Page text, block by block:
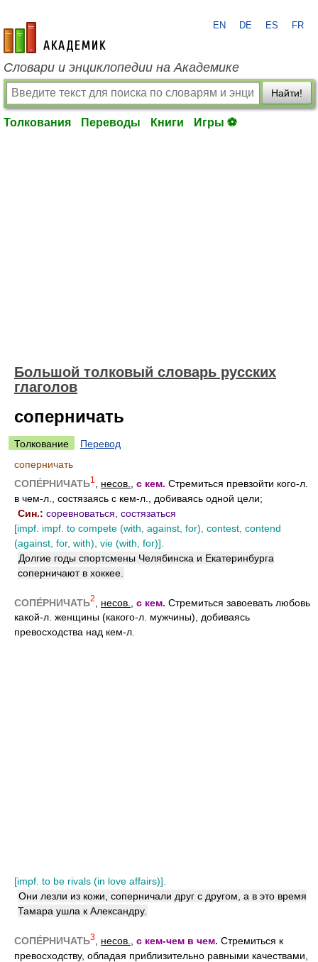
academic.ru
EN DE ES FR
Словари и энциклопедии на Академике
Найти!
Толкования Переводы Книги Игры ⚽
Большой толковый словарь русских
глаголов
соперничать
Толкование
Перевод
соперничать
СОПЕ́РНИЧАТЬ1 несов. с кем. Стремиться превзойти кого-л.
в чем-л., состязаясь с кем-л., добиваясь одной цели;
Син.: соревноваться, состязаться
[impf. impf. to compete (with, against, for), contest, contend
(against, for, with), vie (with, for)].
Долгие годы спортсмены Челябинска и Екатеринбурга
соперничают в хоккее.
СОПЕ́РНИЧАТЬ2 несов. с кем. Стремиться завоевать любовь
какой-л. женщины (какого-л. мужчины), добиваясь
превосходства над кем-л.
[impf. to be rivals (in love affairs)].
Они лезли из кожи, соперничали друг с другом, а в это время
Тамара ушла к Александру.
СОПЕ́РНИЧАТЬ3 несов. с кем-чем в чем. Стремиться к
превосходству, обладая приблизительно равными качествами,